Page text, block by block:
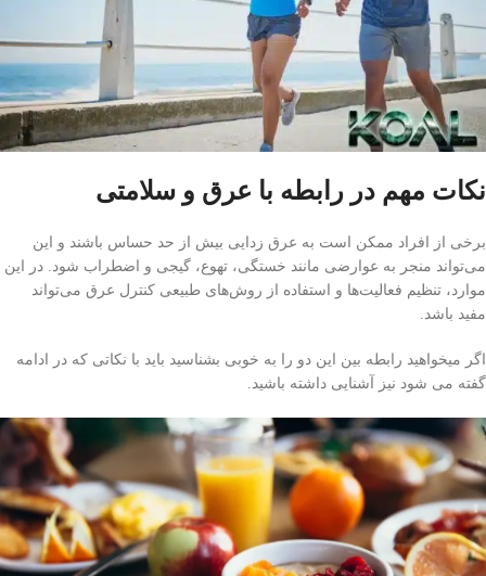
نکات مهم در رابطه با عرق و سلامتی
برخی از افراد ممکن است به عرق زدایی بیش از حد حساس باشند و این
می‌تواند منجر به عوارضی مانند خستگی، تهوع، گیجی و اضطراب شود. در این
موارد، تنظیم فعالیت‌ها و استفاده از روش‌های طبیعی کنترل عرق می‌تواند
مفید باشد.
اگر میخواهید رابطه بین این دو را به خوبی بشناسید باید با نکاتی که در ادامه
گفته می شود نیز آشنایی داشته باشید.